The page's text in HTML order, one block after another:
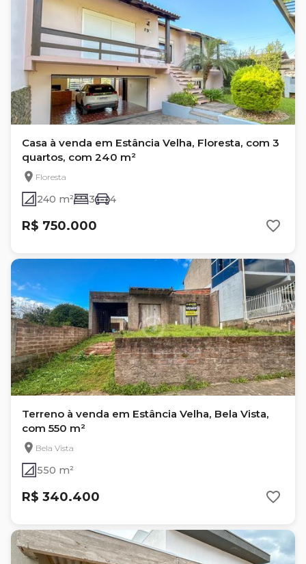
Casa à venda em Estância Velha, Floresta, com 3
quartos, com 240 m²
Floresta
240 m² 3 4
R$ 750.000
Terreno à venda em Estância Velha, Bela Vista,
com 550 m²
Bela Vista
550 m²
R$ 340.400